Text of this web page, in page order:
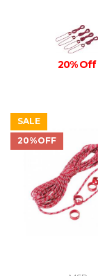
20% Off
SALE
20%OFF